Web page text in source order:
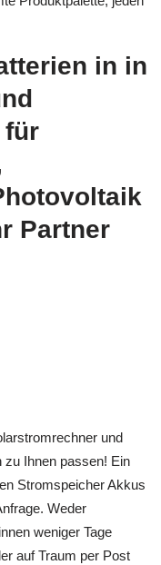
könnnen
in in
und
Ihnen passen! Ein
Stromspeicher Akkus
Weder